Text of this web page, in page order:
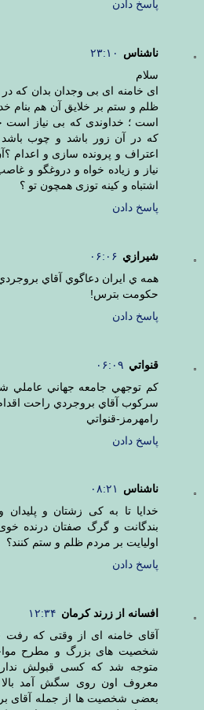
پاسخ دادن
ناشناس
۲۳:۱۰
سلام
ای خامنه ای بی وجدان بدان که
ظلم و ستم بر خلایق آن هم بنام
است ؛ خداوندی که بی نیاز است
که در آن زور باشد و چوب
اعتراف و پرونده سازی و اعدام
نیاز و زیاده خواه و دروغگو و
اشتباه و کینه توزی همچون تو ؟
پاسخ دادن
شيرازي ۰۶:۰۶
همه ي ايران دعاگوي آقاي
حكومت بترس!
پاسخ دادن
قنواتي ۰۶:۰۹
كم توجهي جامعه جهاني عاملي
سركوب آقاي بروجردي راحت اقدام
رامهرمز-قنواتي
پاسخ دادن
ناشناس
۰۸:۲۱
خدایا تا به کی زشتان و
بندگانت و گرگ صفتان درنده
اولیایت بر مردم ظلم و ستم کنند؟
پاسخ دادن
افسانه از زرند کرمان ۱۲:۳۴
آقای خامنه ای از وقتی که رفت
شخصیت های بزرگ و مطرح
متوجه شد که کسی قبولش
معروف اون روی سگش آمد
بعضی شخصیت ها از جمله آقای